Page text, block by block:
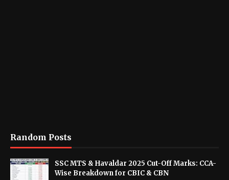
Random Posts
SSC MTS & Havaldar 2025 Cut-Off Marks: CCA-
Wise Breakdown for CBIC & CBN